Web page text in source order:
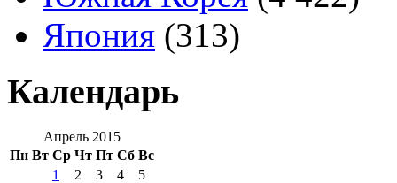
Япония (313)
Календарь
Апрель 2015
Пн Вт Ср Чт Пт Сб Вс
1 2 3 4
5